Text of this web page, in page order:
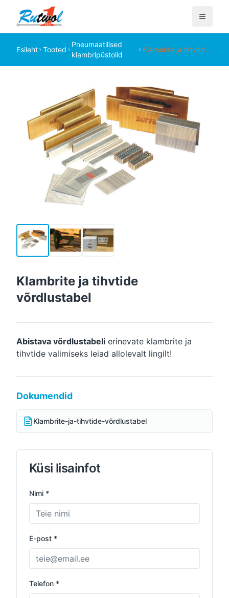
Esileht Tooted
Pneumaatilised
klambripüstolid
Klambrite ja tihvtide
Klambrite ja tihvtide
võrdlustabel
Abistava võrdlustabeli erinevate klambrite ja
tihvtide valimiseks leiad allolevalt lingilt!
Dokumendid
Klambrite-ja-tihvtide-võrdlustabel
Küsi lisainfot
Nimi *
E-post *
Telefon *